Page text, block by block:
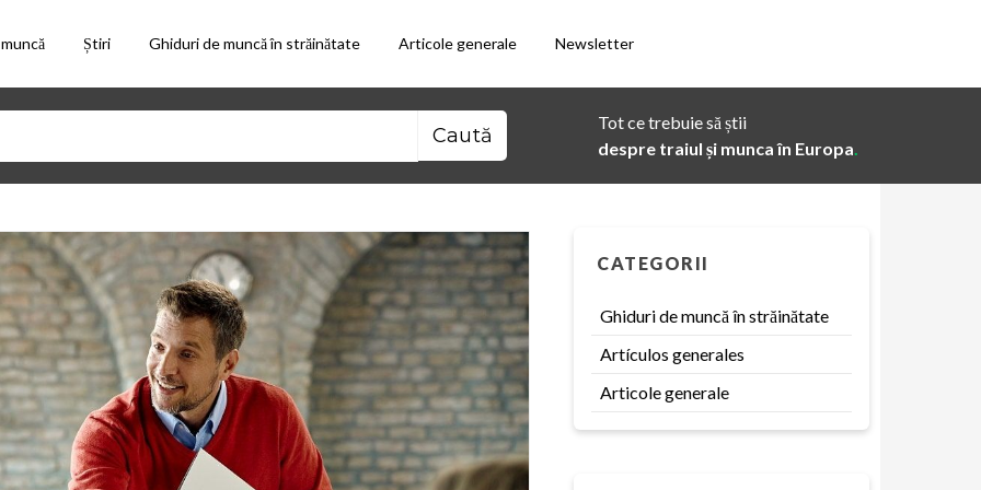
Știri Ghiduri de muncă în străinătate Articole generale Newsletter
Tot ce trebuie să știi
despre traiul și munca în Europa.
CATEGORII
Ghiduri de muncă în străinătate
Artículos generales
Articole generale